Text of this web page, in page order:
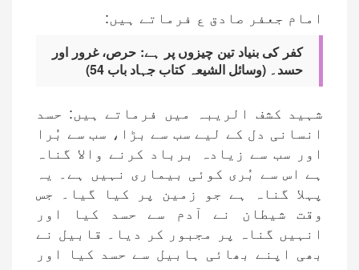
امام جعفر صادق ع فرماتے ہیں:
کفر کی بنیاد تین چیزوں پر ہے: حرص، غرور اور
حسد۔ (وسائل الشیعہ کتاب جہاد باب 54)
شہید کشف الریبہ میں فرماتے ہیں: حسد
انسانی دل کے لیے سب سے بڑا، سب سے بُرا
اور سب سے زیادہ برباد کرنے والا گناہ
ہے اس سے بُری کوئی بیماری نہیں ہے۔ یہ
پہلا گناہ ہے جو زمین پر کیا گیا۔ جس
وقت شیطان نے آدم سے حسد کیا اور
انہیں گناہ پر مجبور کر دیا۔ قابیل نے
بھی اپنے بھائی ہابیل سے حسد کیا اور